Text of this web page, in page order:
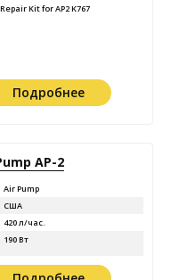
Repair Kit for AP2 K767
Подробнее
АР-2
Air Pump
США
420 л/час.
190 Вт